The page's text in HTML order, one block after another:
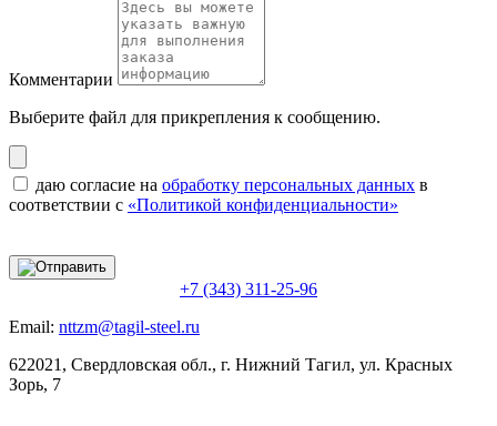
Комментарии
Выберите файл для прикрепления к сообщению.
даю согласие на обработку персональных данных в
соответствии с «Политикой конфиденциальности»
+7 (343) 311-25-96
Email: nttzm@tagil-steel.ru
622021, Свердловская обл., г. Нижний Тагил, ул. Красных
Зорь, 7